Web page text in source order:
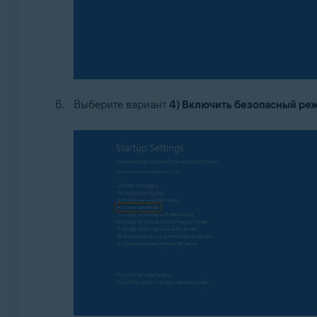
Выберите вариант 4) Включить безопасный